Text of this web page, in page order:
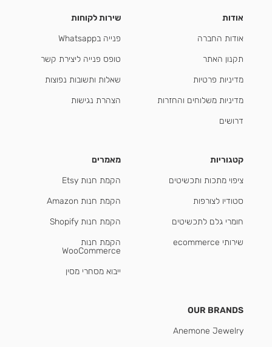
אודות
אודות החברה
תקנון האתר
מדיניות פרטיות
מדיניות משלוחים והחזרות
דרושים
שירות לקוחות
פנייה בWhatsapp
טופס פנייה ליצירת קשר
שאלות ותשובות נפוצות
הצהרת נגישות
קטגוריות
ציפוי מתכות ותכשיטים
סטודיו לצורפות
חומרי גלם לתכשיטים
שירותי ecommerce
מאמרים
הקמת חנות Etsy
הקמת חנות Amazon
הקמת חנות Shopify
הקמת חנות
WooCommerce
ייבוא מסחרי מסין
OUR BRANDS
Anemone Jewelry